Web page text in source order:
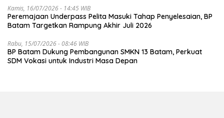
Kamis, 16/07/2026 - 14:45 WIB
Peremajaan Underpass Pelita Masuki Tahap Penyelesaian, BP
Batam Targetkan Rampung Akhir Juli 2026
Rabu, 15/07/2026 - 08:46 WIB
BP Batam Dukung Pembangunan SMKN 13 Batam, Perkuat
SDM Vokasi untuk Industri Masa Depan